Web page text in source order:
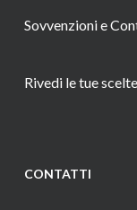
Sovvenzioni e
Rivedi le tue
CONTATTI